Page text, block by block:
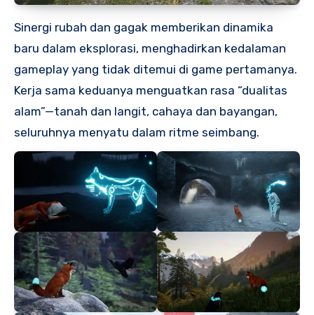
Sinergi rubah dan gagak memberikan dinamika
baru dalam eksplorasi, menghadirkan kedalaman
gameplay yang tidak ditemui di game pertamanya.
Kerja sama keduanya menguatkan rasa “dualitas
alam”—tanah dan langit, cahaya dan bayangan,
seluruhnya menyatu dalam ritme seimbang.